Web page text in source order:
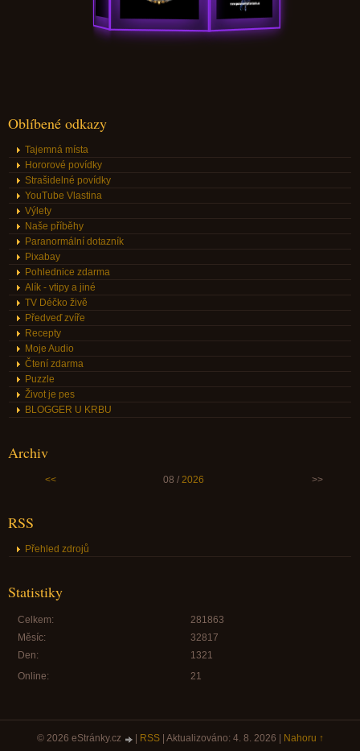
Oblíbené odkazy
Tajemná místa
Hororové povídky
Strašidelné povídky
YouTube Vlastina
Výlety
Naše příběhy
Paranormální dotazník
Pixabay
Pohlednice zdarma
Alík - vtipy a jiné
TV Déčko živě
Předveď zvíře
Recepty
Moje Audio
Čtení zdarma
Puzzle
Život je pes
BLOGGER U KRBU
Archiv
<< 08 / 2026 >>
RSS
Přehled zdrojů
Statistiky
Online: 21
Celkem:
281863
Měsíc:
32817
Den:
1321
© 2026 eStránky.cz RSS| Aktualizováno: 4. 8. 2026 Nahoru ↑